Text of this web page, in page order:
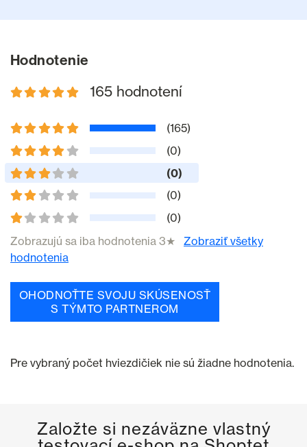
Hodnotenie
165 hodnotení
(165)
(0)
(0)
(0)
(0)
Zobrazujú sa iba hodnotenia 3★
Zobraziť všetky
hodnotenia
OHODNOŤTE SVOJU SKÚSENOSŤ
S TÝMTO PARTNEROM
Pre vybraný počet hviezdičiek nie sú žiadne hodnotenia.
Založte si nezáväzne vlastný